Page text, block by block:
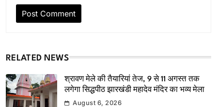
RELATED NEWS
श्रावण मेले की तैयारियां तेज, 9 से 11 अगस्त तक
लगेगा सिद्धपीठ झारखंडी महादेव मंदिर का भव्य मेला
August 6, 2026